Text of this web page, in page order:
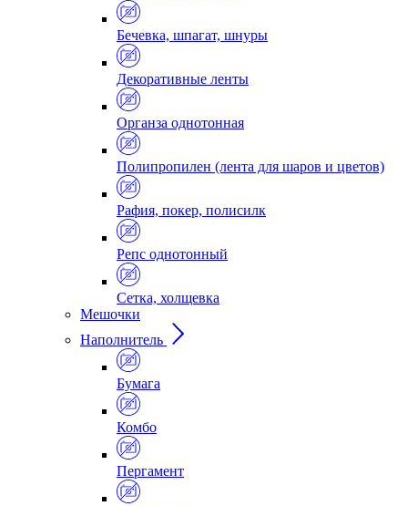
Бечевка, шпагат, шнуры
Декоративные ленты
Органза однотонная
Полипропилен (лента для шаров и цветов)
Рафия, покер, полисилк
Репс однотонный
Сетка, холщевка
Мешочки
Наполнитель
Бумага
Комбо
Пергамент